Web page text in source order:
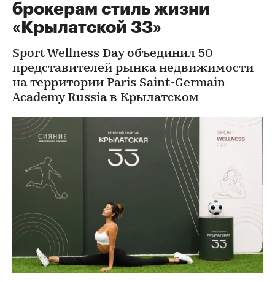
брокерам стиль жизни
«Крылатской 33»
Sport Wellness Day объединил 50
представителей рынка недвижимости
на территории Paris Saint-Germain
Academy Russia в Крылатском